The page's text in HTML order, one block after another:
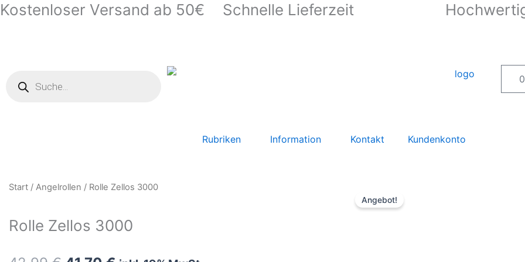
Zum
Kostenloser Versand ab 50€ Schnelle Lieferzeit
Rubriken Information Kontakt Kundenkonto
Start / Angelrollen / Rolle Zellos 3000
Rolle Zellos 3000
Angebot!